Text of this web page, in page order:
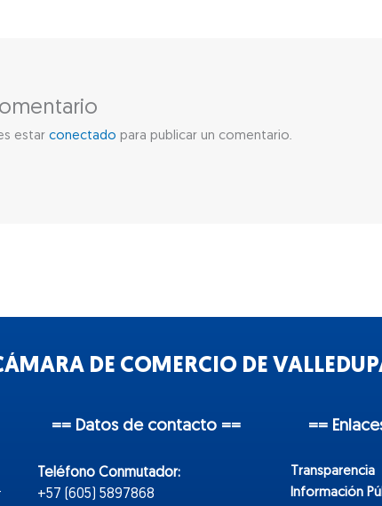
estarconectado para publicar un comentario.
DE COMERCIO DE
== Datos de contacto ==
Teléfono Conmutador:
+57 (605) 5897868
==
Información